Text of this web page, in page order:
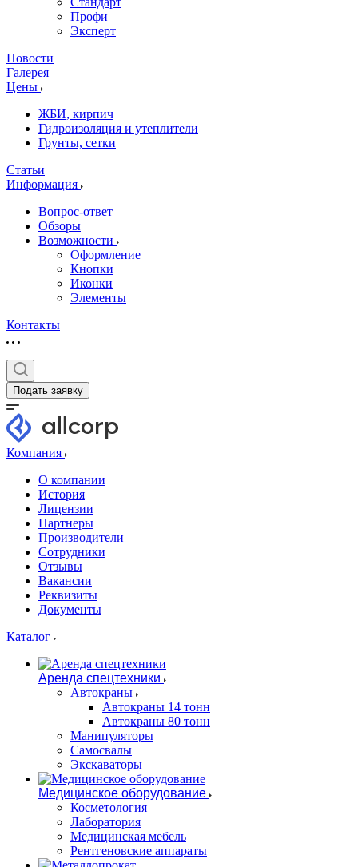
Профи
Эксперт
Новости
Галерея
Цены
ЖБИ, кирпич
Гидроизоляция и утеплители
Грунты, сетки
Статьи
Информация
Вопрос-ответ
Обзоры
Возможности
Оформление
Кнопки
Иконки
Элементы
Контакты
Подать заявку
Компания
О компании
История
Лицензии
Партнеры
Производители
Сотрудники
Отзывы
Вакансии
Реквизиты
Документы
Каталог
Аренда спецтехники
Автокраны
Автокраны 14 тонн
Автокраны 80 тонн
Манипуляторы
Самосвалы
Экскаваторы
Медицинское оборудование
Косметология
Лаборатория
Медицинская мебель
Рентгеновские аппараты